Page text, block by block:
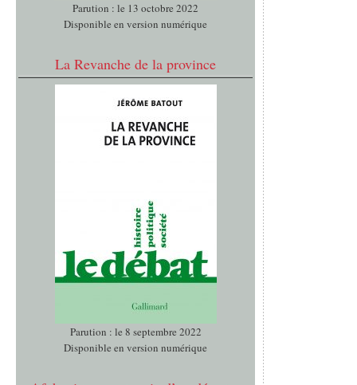
Parution : le 13 octobre 2022
Disponible en version numérique
La Revanche de la province
Parution : le 8 septembre 2022
Disponible en version numérique